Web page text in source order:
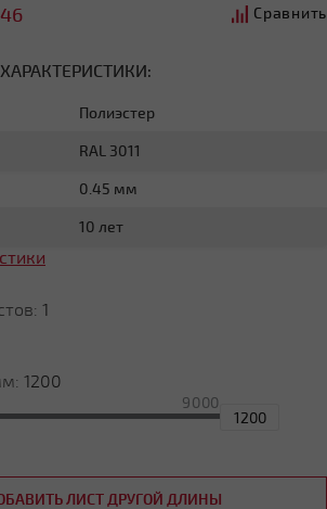
Сравнить
Полиэстер
RAL 3011
0.45 мм
10 лет
1
1200
9000
ЛИСТ ДРУГОЙ ДЛИНЫ